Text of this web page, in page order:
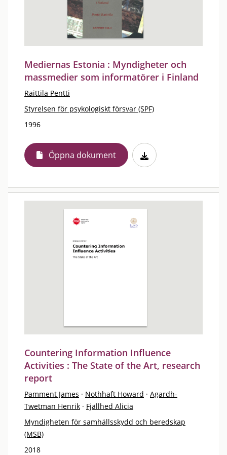
Mediernas Estonia : Myndigheter och
massmedier som informatörer i Finland
Raittila Pentti
Styrelsen för psykologiskt försvar (SPF)
1996
Öppna dokument
Countering Information Influence
Activities : The State of the Art, research
report
Pamment James · Nothhaft Howard · Agardh-
Twetman Henrik · Fjällhed Alicia
Myndigheten för samhällsskydd och beredskap
(MSB)
2018